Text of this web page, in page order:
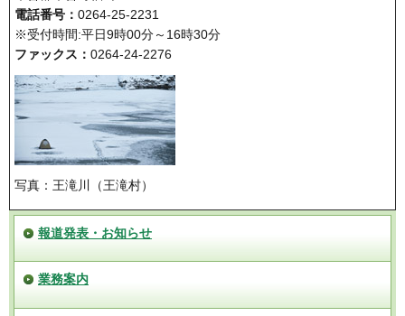
電話番号： 0264-25-2231
※受付時間:平日9時00分～16時30分
ファックス： 0264-24-2276
写真：王滝川（王滝村）
報道発表・お知らせ
業務案内